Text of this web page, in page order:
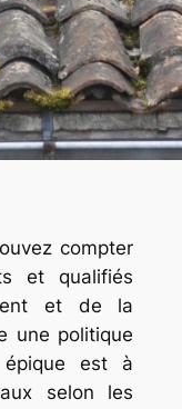
compter
et qualifiés
et de la
une politique
est à
selon les